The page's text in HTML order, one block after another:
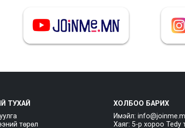
ТУХАЙ
төрөл
ХОЛБОО БАРИХ
Имэйл:
Хаяг: 5-р хороо Tedy